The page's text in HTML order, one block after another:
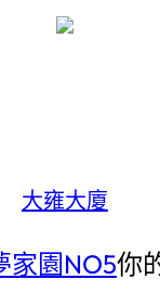
大雍大廈
家園NO5你